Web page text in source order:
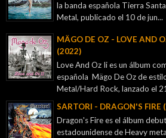
la banda española Tierra
Metal, publicado el 10 de jun...
MÄGO DE OZ - LOVE AND
(2022)
Love And Oz Ii es un álbum
española Mägo De Oz de
Metal/Hard Rock, lanzado el
SARTORI - DRAGON'S FIRE
Dragon's Fire es el álbum
estadounidense de Heavy